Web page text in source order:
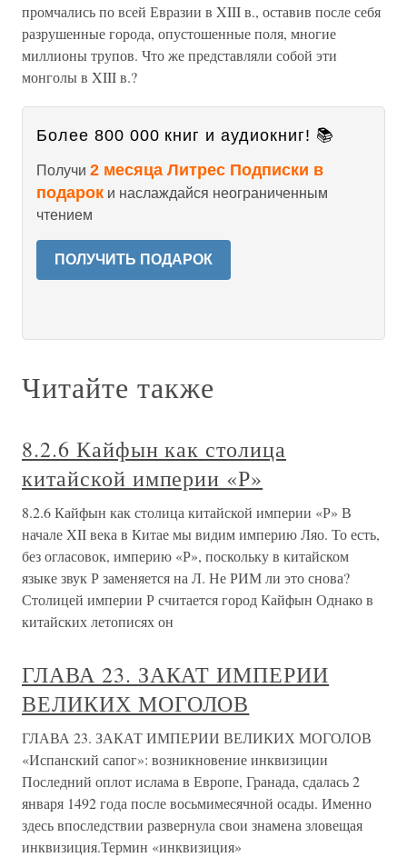
промчались по всей Евразии в XIII в., оставив после себя
разрушенные города, опустошенные поля, многие
миллионы трупов. Что же представляли собой эти
монголы в XIII в.?
Более 800 000 книг и аудиокниг! 📚
Получи 2 месяца Литрес Подписки в
подарок и наслаждайся неограниченным
чтением
ПОЛУЧИТЬ ПОДАРОК
Читайте также
8.2.6 Кайфын как столица
китайской империи «Р»
8.2.6 Кайфын как столица китайской империи «Р» В
начале XII века в Китае мы видим империю Ляо. То есть,
без огласовок, империю «Р», поскольку в китайском
языке звук Р заменяется на Л. Не РИМ ли это снова?
Столицей империи Р считается город Кайфын Однако в
китайских летописях он
ГЛАВА 23. ЗАКАТ ИМПЕРИИ
ВЕЛИКИХ МОГОЛОВ
ГЛАВА 23. ЗАКАТ ИМПЕРИИ ВЕЛИКИХ МОГОЛОВ
«Испанский сапог»: возникновение инквизиции
Последний оплот ислама в Европе, Гранада, сдалась 2
января 1492 года после восьмимесячной осады. Именно
здесь впоследствии развернула свои знамена зловещая
инквизиция.Термин «инквизиция»